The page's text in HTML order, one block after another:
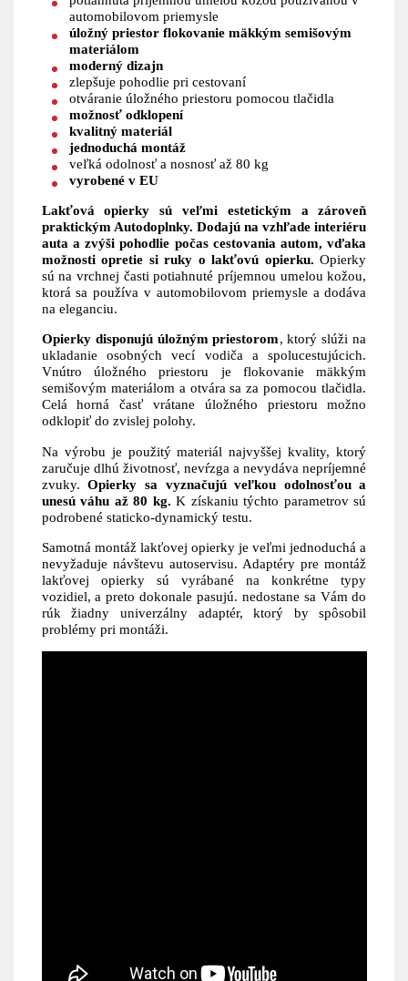
automobilovom priemysle
úložný priestor flokovanie mäkkým semišovým
materiálom
moderný dizajn
zlepšuje pohodlie pri cestovaní
otváranie úložného priestoru pomocou tlačidla
možnosť odklopení
kvalitný materiál
jednoduchá montáž
veľká odolnosť a nosnosť až 80 kg
vyrobené v EU
Lakťová opierky sú veľmi estetickým a zároveň
praktickým Autodoplnky. Dodajú na vzhľade interiéru
auta a zvýši pohodlie počas cestovania autom, vďaka
možnosti opretie si ruky o lakťovú opierku. Opierky
sú na vrchnej časti potiahnuté príjemnou umelou kožou,
ktorá sa používa v automobilovom priemysle a dodáva
na eleganciu.
Opierky disponujú úložným priestorom, ktorý slúži na
ukladanie osobných vecí vodiča a spolucestujúcich.
Vnútro úložného priestoru je flokovanie mäkkým
semišovým materiálom a otvára sa za pomocou tlačidla.
Celá horná časť vrátane úložného priestoru možno
odklopiť do zvislej polohy.
Na výrobu je použitý materiál najvyššej kvality, ktorý
zaručuje dlhú životnosť, nevŕzga a nevydáva nepríjemné
zvuky.Opierky sa vyznačujú veľkou odolnosťou a
unesú váhu až 80 kg. K získaniu týchto parametrov sú
podrobené staticko-dynamický testu.
Samotná montáž lakťovej opierky je veľmi jednoduchá a
nevyžaduje návštevu autoservisu. Adaptéry pre montáž
lakťovej opierky sú vyrábané na konkrétne typy
vozidiel, a preto dokonale pasujú. nedostane sa Vám do
rúk žiadny univerzálny adaptér, ktorý by spôsobil
problémy pri montáži.